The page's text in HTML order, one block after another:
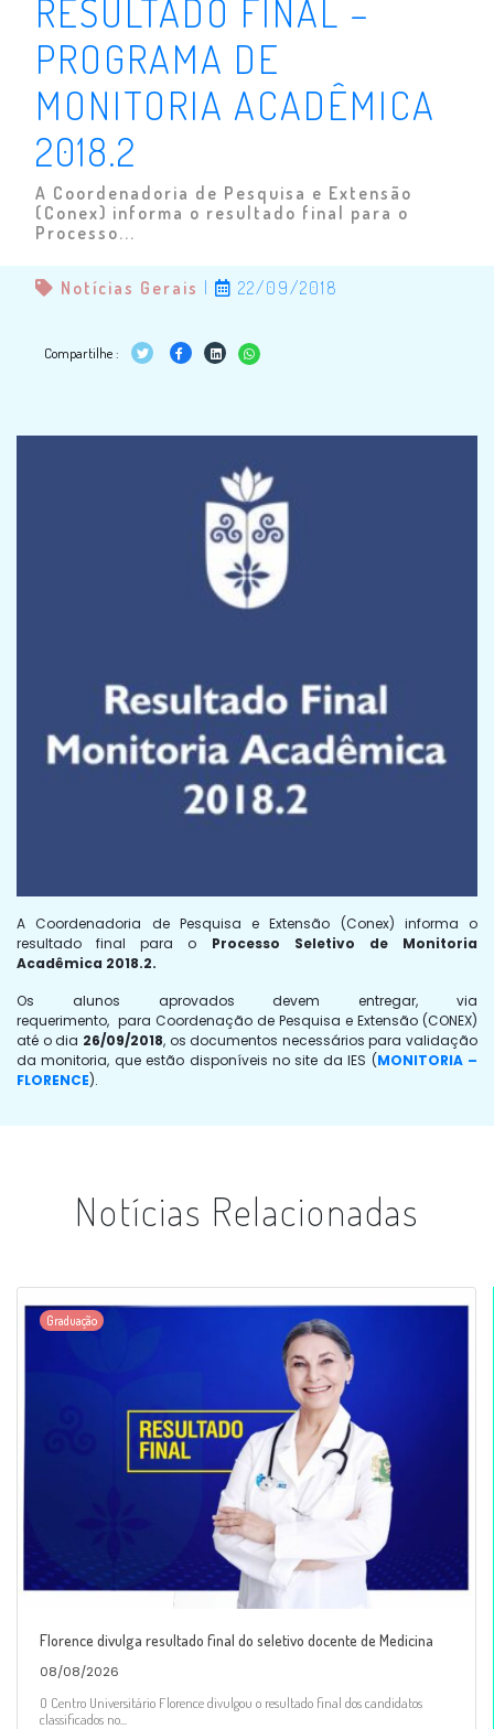
RESULTADO FINAL –
PROGRAMA DE
MONITORIA ACADÊMICA
2018.2
A Coordenadoria de Pesquisa e Extensão
(Conex) informa o resultado final para o
Processo...
Notícias Gerais 22/09/2018
Compartilhe :
A Coordenadoria de Pesquisa e Extensão (Conex) informa o
resultado final para o Processo Seletivo de Monitoria
Acadêmica 2018.2.
Os alunos aprovados devem entregar, via
requerimento, para Coordenação de Pesquisa e Extensão (CONEX)
até o dia 26/09/2018, os documentos necessários para validação
da monitoria, que estão disponíveis no site da IES (MONITORIA –
FLORENCE).
Notícias Relacionadas
Graduação
Florence divulga resultado final do seletivo docente de Medicina
08/08/2026
O Centro Universitário Florence divulgou o resultado final dos candidatos
classificados no...